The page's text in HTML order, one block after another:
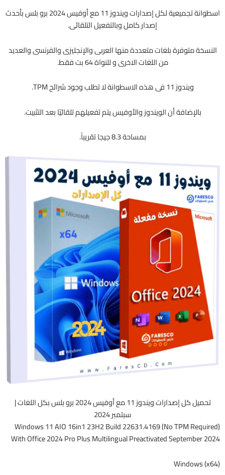
اسطوانة تجميعية لكل إصدارات ويندوز 11 مع أوفيس 2024 برو بلس بأحدث
إصدار كامل وبالتفعيل التلقائى.
النسخة متوفرة بلغات متعددة منها العربى والإنجليزى والفرنسى والعديد
من اللغات الاخرى و للنواة 64 بت فقط.
ويندوز 11 فى هذه الاسطوانة لا تطلب وجود شرائح TPM.
بالإضافة أن الويندوز والأوفيس يتم تفعيلهم تلقائيًا بعد التثبيت.
بمساحة 8.3 جيجا تقريباً.
تحميل كل إصدارات ويندوز 11 مع أوفيس 2024 برو بلس بكل اللغات |
سبتمبر 2024
Windows 11 AIO 16in1 23H2 Build 22631.4169 (No TPM Required)
With Office 2024 Pro Plus Multilingual Preactivated September 2024
Windows (x64)